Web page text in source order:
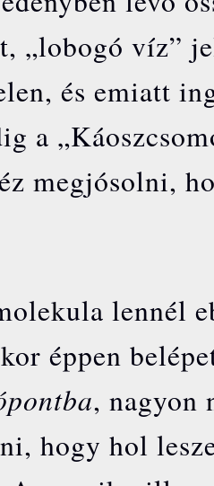
„lobogó víz”
és emiatt
a
megjósolni,
lennél
éppen
, nagyon
hogy hol